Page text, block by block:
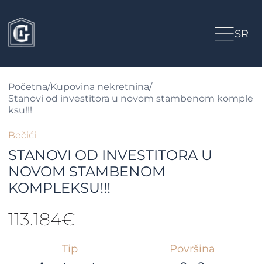
SR
Početna/Kupovina nekretnina/
Stanovi od investitora u novom stambenom komple
ksu!!!
Bečići
STANOVI OD INVESTITORA U
NOVOM STAMBENOM
KOMPLEKSU!!!
113.184€
Tip
Površina